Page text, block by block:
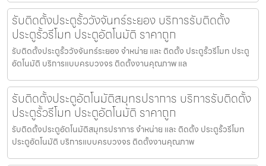
รับติดตั้งประตูรั้ววังจันทร์ระยอง บริการรับติดตั้ง
ประตูรั้วรีโมท ประตูอัตโนมัติ ราคาถูก
รับติดตั้งประตูรั้ววังจันทร์ระยอง จำหน่าย และ ติดตั้ง ประตูรั้วรีโมท ประตู
อัตโนมัติ บริการแบบครบวงจร ติดตั้งงานคุณภาพ แล
รับติดตั้งประตูอัตโนมัติสมุทรปราการ บริการรับติดตั้ง
ประตูรั้วรีโมท ประตูอัตโนมัติ ราคาถูก
รับติดตั้งประตูอัตโนมัติสมุทรปราการ จำหน่าย และ ติดตั้ง ประตูรั้วรีโมท
ประตูอัตโนมัติ บริการแบบครบวงจร ติดตั้งงานคุณภาพ